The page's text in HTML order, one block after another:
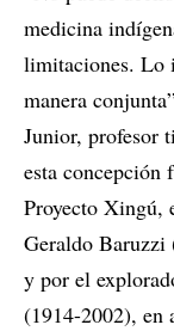
medicina
limitaciones. Lo
manera
Junior, profesor
esta concepción
Proyecto Xingú,
Geraldo Baruzzi
y por el
(1914-2002), en